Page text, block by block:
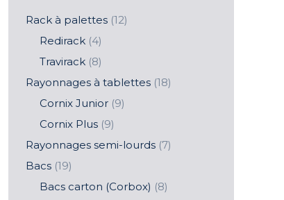
Rack à palettes (12)
Redirack (4)
Travirack (8)
Rayonnages à tablettes (18)
Cornix Junior (9)
Cornix Plus (9)
Rayonnages semi-lourds (7)
Bacs (19)
Bacs carton (Corbox) (8)